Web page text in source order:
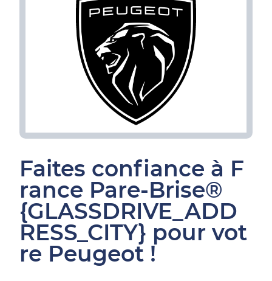
Faites confiance à F
rance Pare-Brise®
{GLASSDRIVE_ADD
RESS_CITY} pour vot
re Peugeot !